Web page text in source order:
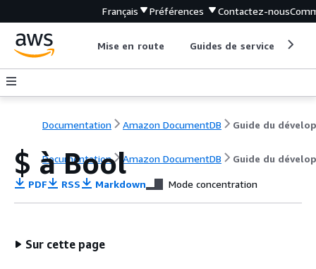
Français Préférences Contactez-nous
Mise en route Guides de service
Documentation Amazon DocumentDB
Documentation Amazon DocumentDB Guide du
$ à Bool
PDF RSS Markdown Mode concentration
Sur cette page